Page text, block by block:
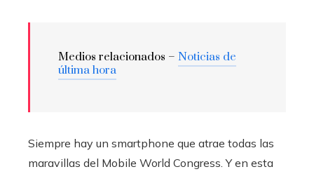
Medios relacionados – Noticias de
última hora
Siempre hay un smartphone que atrae todas las
maravillas del Mobile World Congress. Y en esta